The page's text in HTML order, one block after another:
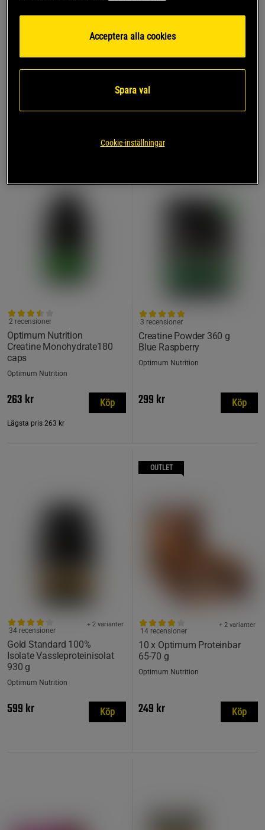
Gold Standard BCAA
+ 2 varianter
Lägsta pris 289 kr
Creatine Powder Kreatin
349 kr
Lägsta pris 349 kr
Optimum Nutrition
Creatine Monohydrate180
caps
2 recensioner
Optimum Nutrition
263 kr
Lägsta pris 263 kr
Köp
Creatine Powder 360 g
Blue Raspberry
3 recensioner
Optimum Nutrition
299 kr Köp
Gold Standard 100%
Isolate Vassleproteinisolat
930 g
+ 2 varianter
34 recensioner
Optimum Nutrition
599 kr Köp
OUTLET
10 x Optimum Proteinbar
65-70 g
+ 2 varianter
14 recensioner
Optimum Nutrition
249 kr Köp
Acceptera alla cookies
Spara val
Cookie-inställningar